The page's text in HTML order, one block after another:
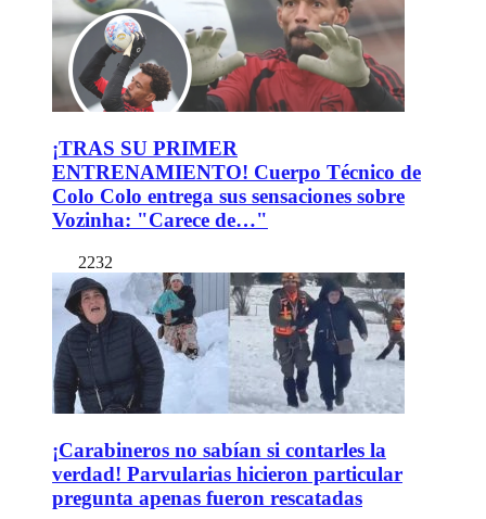
¡TRAS SU PRIMER
ENTRENAMIENTO! Cuerpo Técnico de
Colo Colo entrega sus sensaciones sobre
Vozinha: "Carece de…"
2232
¡Carabineros no sabían si contarles la
verdad! Parvularias hicieron particular
pregunta apenas fueron rescatadas